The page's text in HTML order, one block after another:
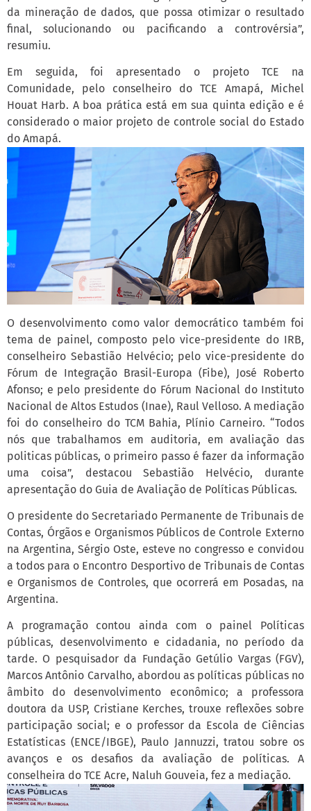
da mineração de dados, que possa otimizar o resultado
final, solucionando ou pacificando a controvérsia”,
resumiu.
Em seguida, foi apresentado o projeto TCE na
Comunidade, pelo conselheiro do TCE Amapá, Michel
Houat Harb. A boa prática está em sua quinta edição e é
considerado o maior projeto de controle social do Estado
do Amapá.
O desenvolvimento como valor democrático também foi
tema de painel, composto pelo vice-presidente do IRB,
conselheiro Sebastião Helvécio; pelo vice-presidente do
Fórum de Integração Brasil-Europa (Fibe), José Roberto
Afonso; e pelo presidente do Fórum Nacional do Instituto
Nacional de Altos Estudos (Inae), Raul Velloso. A mediação
foi do conselheiro do TCM Bahia, Plínio Carneiro. “Todos
nós que trabalhamos em auditoria, em avaliação das
politicas públicas, o primeiro passo é fazer da informação
uma coisa”, destacou Sebastião Helvécio, durante
apresentação do Guia de Avaliação de Políticas Públicas.
O presidente do Secretariado Permanente de Tribunais de
Contas, Órgãos e Organismos Públicos de Controle Externo
na Argentina, Sérgio Oste, esteve no congresso e convidou
a todos para o Encontro Desportivo de Tribunais de Contas
e Organismos de Controles, que ocorrerá em Posadas, na
Argentina.
A programação contou ainda com o painel Políticas
públicas, desenvolvimento e cidadania, no período da
tarde. O pesquisador da Fundação Getúlio Vargas (FGV),
Marcos Antônio Carvalho, abordou as políticas públicas no
âmbito do desenvolvimento econômico; a professora
doutora da USP, Cristiane Kerches, trouxe reflexões sobre
participação social; e o professor da Escola de Ciências
Estatísticas (ENCE/IBGE), Paulo Jannuzzi, tratou sobre os
avanços e os desafios da avaliação de políticas. A
conselheira do TCE Acre, Naluh Gouveia, fez a mediação.